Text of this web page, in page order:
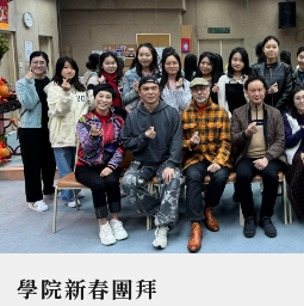
學院新春團拜